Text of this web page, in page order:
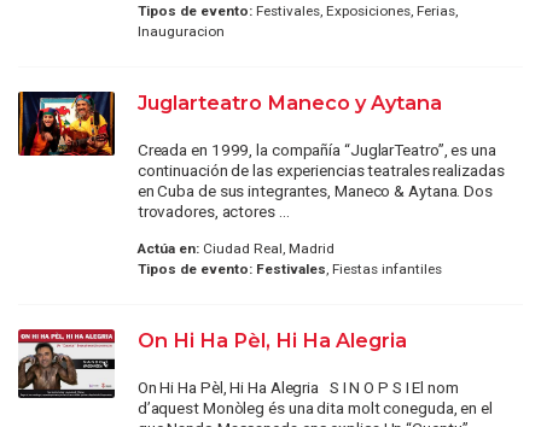
Tipos de evento:Festivales, Exposiciones, Ferias,
Inauguracion
Juglarteatro Maneco y Aytana
Creada en 1999, la compañía “JuglarTeatro”, es una
continuación de las experiencias teatrales realizadas
en Cuba de sus integrantes, Maneco & Aytana. Dos
trovadores, actores ...
Actúa en:Ciudad Real, Madrid
Tipos de evento: Festivales, Fiestas infantiles
On Hi Ha Pèl, Hi Ha Alegria
On Hi Ha Pèl, Hi Ha Alegria S I N O P S I El nom
d’aquest Monòleg és una dita molt coneguda, en el